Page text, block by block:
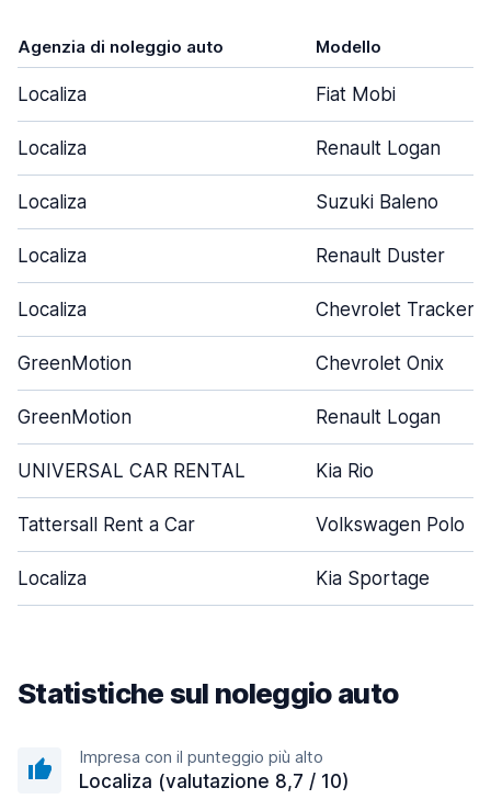
Agenzia di noleggio auto Modello
Localiza Fiat Mobi
Localiza Renault Logan
Localiza Suzuki Baleno
Localiza Renault Duster
Localiza Chevrolet Tracker
GreenMotion Chevrolet Onix
GreenMotion Renault Logan
UNIVERSAL CAR RENTAL Kia Rio
Tattersall Rent a Car Volkswagen Polo
Localiza Kia Sportage
Statistiche sul noleggio auto
Impresa con il punteggio più alto
Localiza (valutazione 8,7 / 10)